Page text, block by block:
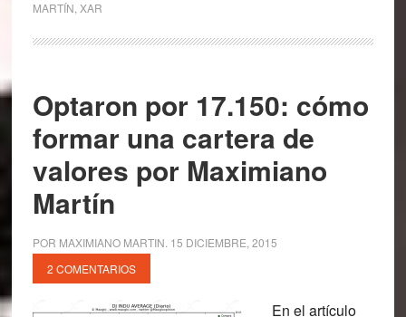
MARTÍN XAR
Optaron por 17.150: cómo
formar una cartera de
valores por Maximiano
Martín
POR MAXIMIANO MARTIN 15 DICIEMBRE, 2015
2 COMENTARIOS
En el artículo